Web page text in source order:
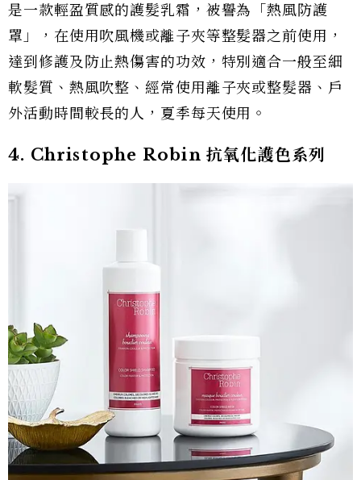
是一款輕盈質感的護髮乳霜，被譽為「熱風防護
罩」，在使用吹風機或離子夾等整髮器之前使用，
達到修護及防止熱傷害的功效，特別適合一般至細
軟髮質、熱風吹整、經常使用離子夾或整髮器、戶
外活動時間較長的人，夏季每天使用。
4. Christophe Robin 抗氧化護色系列